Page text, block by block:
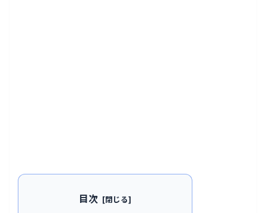
目次